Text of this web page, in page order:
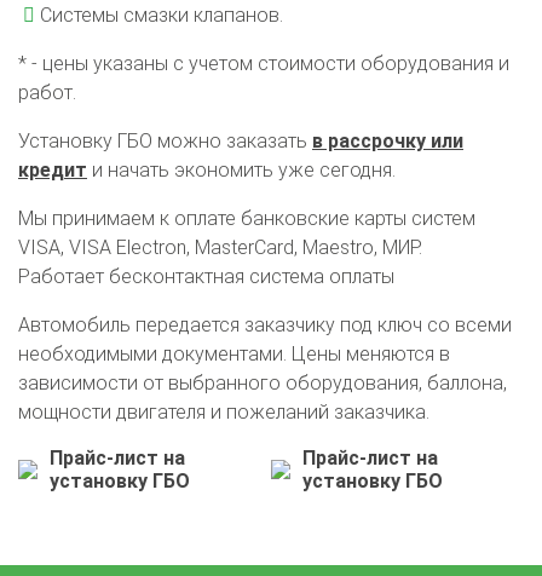
О автосервисе
Отзывы клиентов
2-го поколения 4-го поколения
5-го поколения
Системы смазки клапанов.
* - цены указаны с учетом стоимости оборудования и
работ.
Установку ГБО можно заказать в рассрочку или
кредит и начать экономить уже сегодня.
Мы принимаем к оплате банковские карты систем
VISA, VISA Electron, MasterCard, Maestro, МИР.
Работает бесконтактная система оплаты
Автомобиль передается заказчику под ключ со всеми
необходимыми документами. Цены меняются в
зависимости от выбранного оборудования, баллона,
мощности двигателя и пожеланий заказчика.
Прайс-лист на
установку ГБО
Прайс-лист на
установку ГБО